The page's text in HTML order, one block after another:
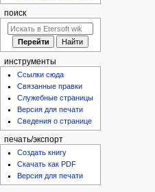
поиск
инструменты
Ссылки сюда
Связанные правки
Служебные страницы
Версия для печати
Сведения о странице
печать/экспорт
Создать книгу
Скачать как PDF
Версия для печати